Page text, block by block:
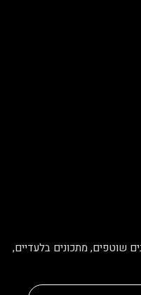
שוטפים, מתכונים בלעדיים,